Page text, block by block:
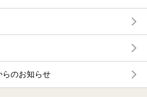
らのお知らせ